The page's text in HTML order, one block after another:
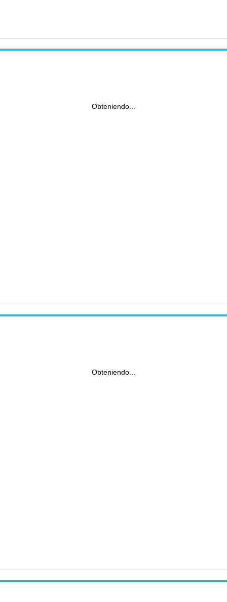
Obteniendo...
Obteniendo...